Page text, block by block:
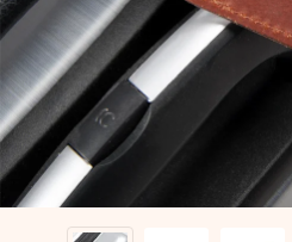
Montag - Freitag : 8:30 - 17:00
Samstag - Sonntag : 8:30 -